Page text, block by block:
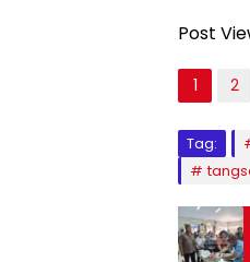
Post
1 2
Tag: